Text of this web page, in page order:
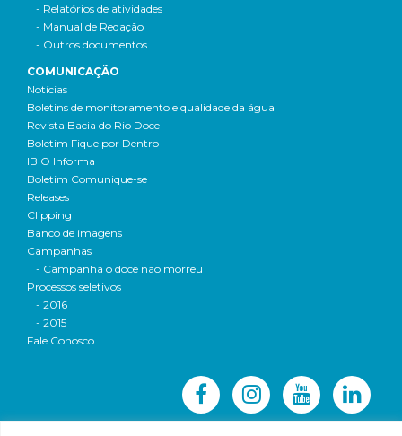
- Relatórios de atividades
- Manual de Redação
- Outros documentos
COMUNICAÇÃO
Notícias
Boletins de monitoramento e qualidade da água
Revista Bacia do Rio Doce
Boletim Fique por Dentro
IBIO Informa
Boletim Comunique-se
Releases
Clipping
Banco de imagens
Campanhas
- Campanha o doce não morreu
Processos seletivos
- 2016
- 2015
Fale Conosco